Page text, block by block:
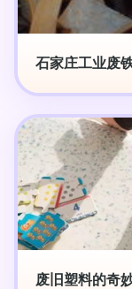
石家庄工业废
废旧塑料的奇